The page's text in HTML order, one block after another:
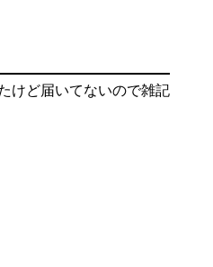
けど届いてないので雑記